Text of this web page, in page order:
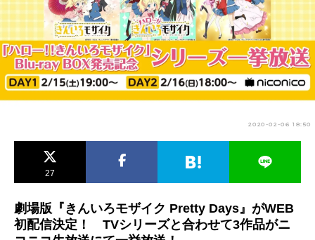
アニメ記事一覧 声優記事一覧
アニメ映画一覧 実写化映画一覧
今期アニメ曜日別一覧
春アニメ 夏アニメ
男性声優/女性声優一覧
2020-02-06 18:50
27
劇場版『きんいろモザイク Pretty Days』がWEB
初配信決定！ TVシリーズと合わせて3作品がニ